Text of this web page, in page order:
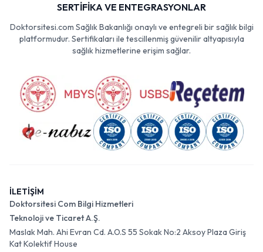
SERTİFİKA VE ENTEGRASYONLAR
Doktorsitesi.com Sağlık Bakanlığı onaylı ve entegreli bir sağlık bilgi
platformudur. Sertifikaları ile tescillenmiş güvenilir altyapısıyla
sağlık hizmetlerine erişim sağlar.
İLETİŞİM
Doktorsitesi Com Bilgi Hizmetleri
Teknoloji ve Ticaret A.Ş.
Maslak Mah. Ahi Evran Cd. A.O.S 55 Sokak No:2 Aksoy Plaza Giriş
Kat Kolektif House